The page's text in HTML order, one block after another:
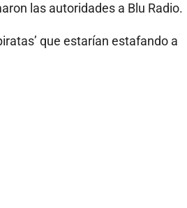
las autoridades a Blu Radio.
que estarían estafando a